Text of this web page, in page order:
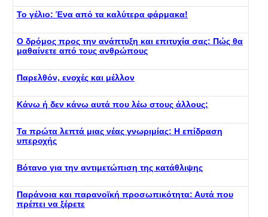
Το γέλιο: Ένα από τα καλύτερα φάρμακα!
Ο δρόμος προς την ανάπτυξη και επιτυχία σας: Πώς θα
μαθαίνετε από τους ανθρώπους
Παρελθόν, ενοχές και μέλλον
Κάνω ή δεν κάνω αυτά που λέω στους άλλους;
Τα πρώτα λεπτά μιας νέας γνωριμίας: Η επίδραση
υπεροχής
Βότανο για την αντιμετώπιση της κατάθλιψης
Παράνοια και παρανοϊκή προσωπικότητα: Αυτά που
πρέπει να ξέρετε